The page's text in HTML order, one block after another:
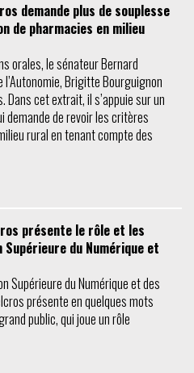
demande plus de souplesse
de pharmacies en milieu
orales, le sénateur Bernard
Brigitte Bourguignon
cet extrait, il s’appuie sur un
demande de revoir les critères
rural en tenant compte des
présente le rôle et les
du Numérique et
Supérieure du Numérique et des
présente en quelques mots
public, qui joue un rôle